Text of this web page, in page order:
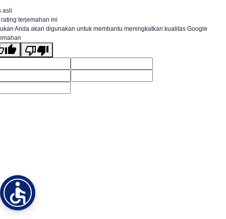
asli
terjemahan ini
Anda akan digunakan untuk membantu meningkatkan kualitas Google